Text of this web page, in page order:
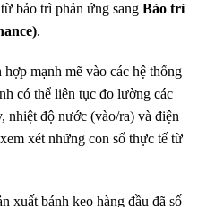
bảo trì phản ứng sang Bảo trì
.
mạnh mẽ vào các hệ thống
có thể liên tục đo lường các
nhiệt độ nước (vào/ra) và điện
xét những con số thực tế từ
xuất bánh kẹo hàng đầu đã số